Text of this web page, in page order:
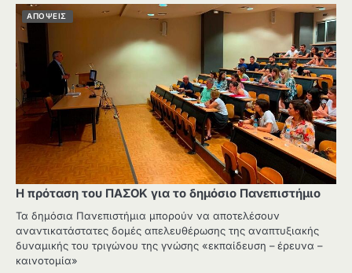
ΑΠΟΨΕΙΣ
Η πρόταση του ΠΑΣΟΚ για το δημόσιο Πανεπιστήμιο
Τα δημόσια Πανεπιστήμια μπορούν να αποτελέσουν
αναντικατάστατες δομές απελευθέρωσης της αναπτυξιακής
δυναμικής του τριγώνου της γνώσης «εκπαίδευση – έρευνα –
καινοτομία»